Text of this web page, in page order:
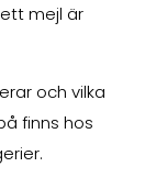
mejl är
och vilka
finns hos